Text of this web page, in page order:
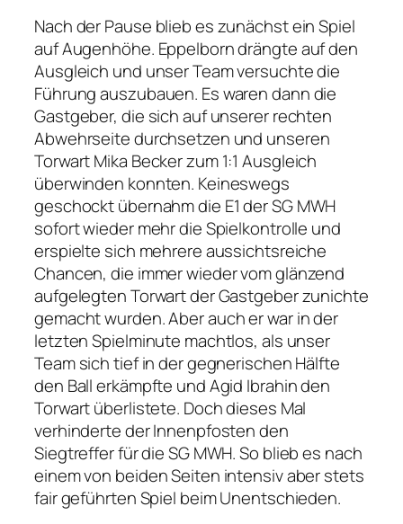
Nach der Pause blieb es zunächst ein Spiel
auf Augenhöhe. Eppelborn drängte auf den
Ausgleich und unser Team versuchte die
Führung auszubauen. Es waren dann die
Gastgeber, die sich auf unserer rechten
Abwehrseite durchsetzen und unseren
Torwart Mika Becker zum 1:1 Ausgleich
überwinden konnten. Keineswegs
geschockt übernahm die E1 der SG MWH
sofort wieder mehr die Spielkontrolle und
erspielte sich mehrere aussichtsreiche
Chancen, die immer wieder vom glänzend
aufgelegten Torwart der Gastgeber zunichte
gemacht wurden. Aber auch er war in der
letzten Spielminute machtlos, als unser
Team sich tief in der gegnerischen Hälfte
den Ball erkämpfte und Agid Ibrahin den
Torwart überlistete. Doch dieses Mal
verhinderte der Innenpfosten den
Siegtreffer für die SG MWH. So blieb es nach
einem von beiden Seiten intensiv aber stets
fair geführten Spiel beim Unentschieden.